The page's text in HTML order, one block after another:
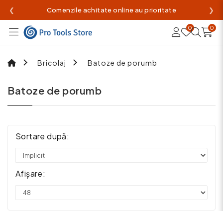
❮ Comenzile achitate online au prioritate ❯
0 0
Bricolaj Batoze de porumb
Batoze de porumb
Sortare după:
Afișare: